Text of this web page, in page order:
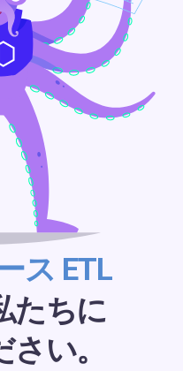
ス ETL
たちに
い。